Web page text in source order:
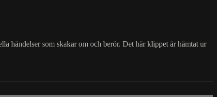
händelser som skakar om och berör. Det här klippet är hämtat ur